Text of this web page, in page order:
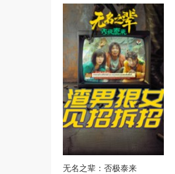
无名之辈：否极泰来